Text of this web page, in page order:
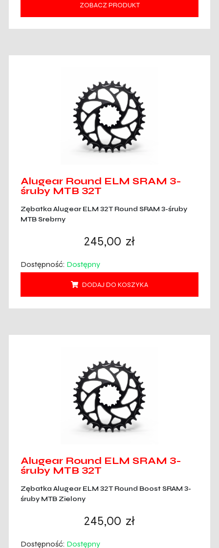
ZOBACZ PRODUKT
Alugear Round ELM SRAM 3-
śruby MTB 32T
Zębatka Alugear ELM 32T Round SRAM 3-śruby
MTB Srebrny
245,00 zł
Dostępność: Dostępny
DODAJ DO KOSZYKA
Alugear Round ELM SRAM 3-
śruby MTB 32T
Zębatka Alugear ELM 32T Round Boost SRAM 3-
śruby MTB Zielony
245,00 zł
Dostępność: Dostępny